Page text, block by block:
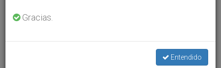
Gracias.
Entendido